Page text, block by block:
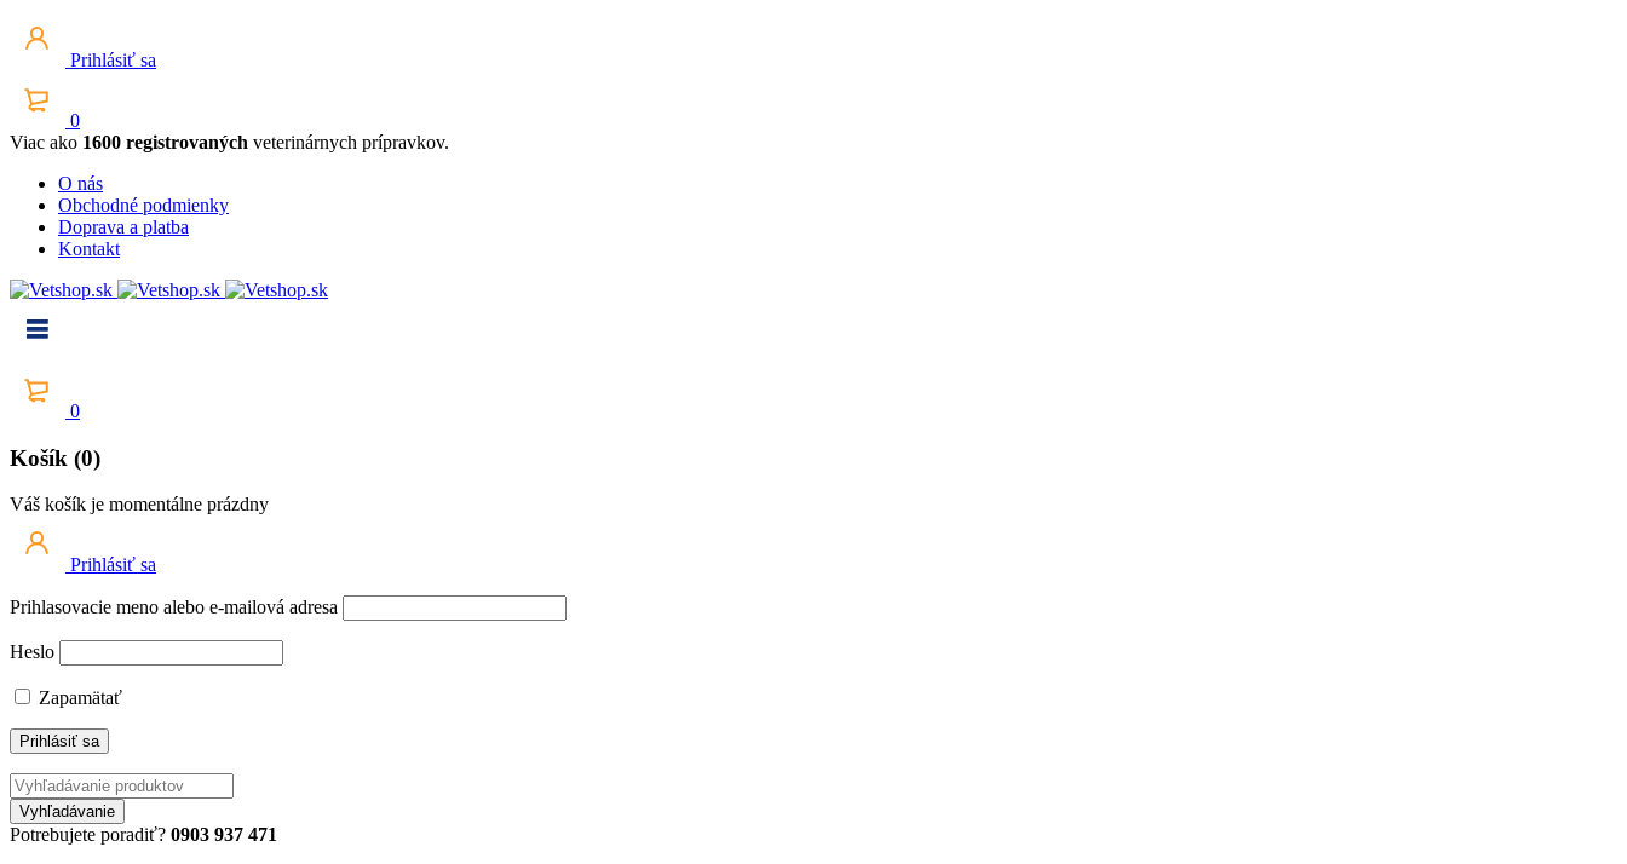
Prihlásiť sa
0
Viac ako 1600 registrovaných veterinárnych prípravkov.
O nás
Obchodné podmienky
Doprava a platba
Kontakt
0
Košík (0)
Váš košík je momentálne prázdny
Prihlásiť sa
Prihlasovacie meno alebo e-mailová adresa
Heslo
Zapamätať
Potrebujete poradiť? 0903 937 471